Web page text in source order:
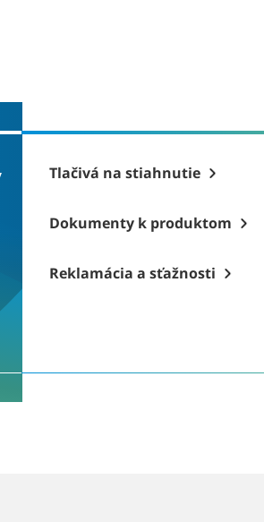
Tlačivá na stiahnutie
Dokumenty k produktom
Reklamácia a sťažnosti